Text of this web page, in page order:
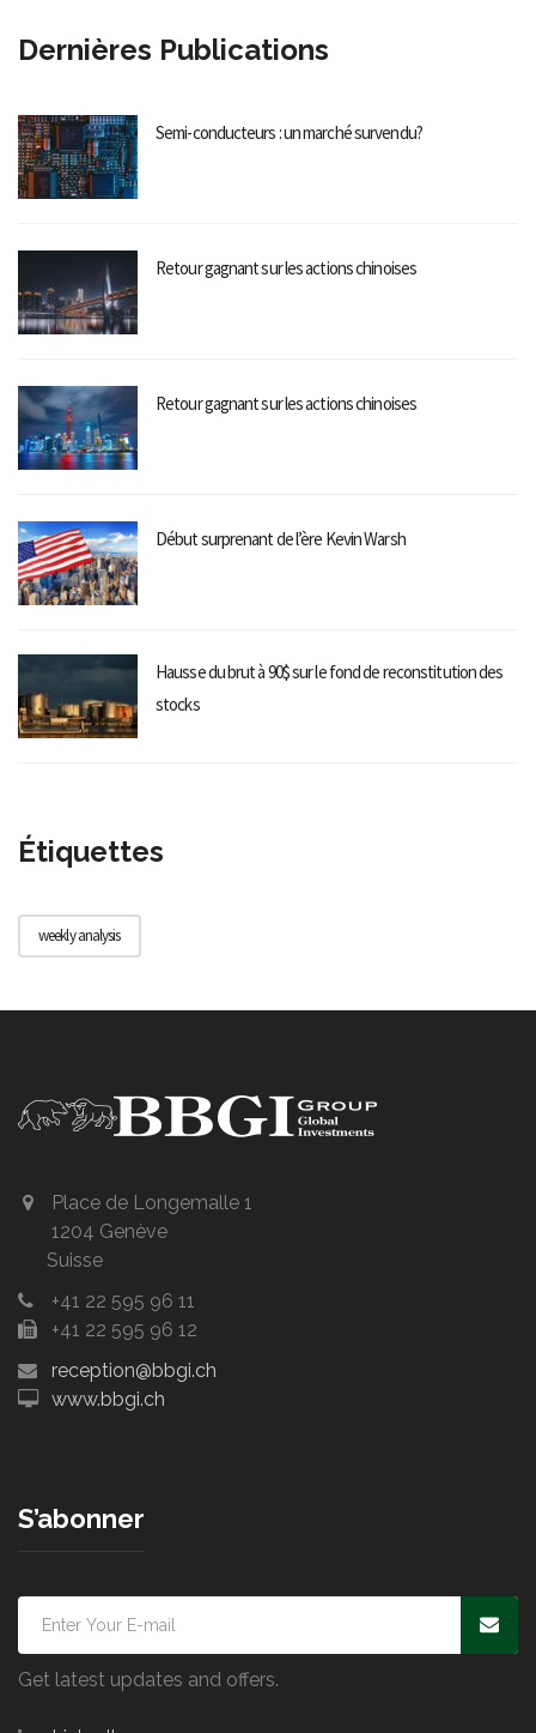
Dernières Publications
Semi-conducteurs : un marché survendu?
Retour gagnant sur les actions chinoises
Retour gagnant sur les actions chinoises
Début surprenant de l’ère Kevin Warsh
Hausse du brut à 90$ sur le fond de reconstitution des
stocks
Étiquettes
weekly analysis
Place de Longemalle 1
1204 Genève
Suisse
+41 22 595 96 11
+41 22 595 96 12
reception@bbgi.ch
www.bbgi.ch
S’abonner
Get latest updates and offers.